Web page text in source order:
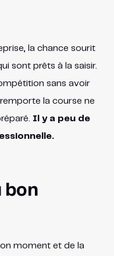
la chance sourit
sont prêts à la saisir.
sans avoir
la course ne
Il y a peu de
bon
moment et de la